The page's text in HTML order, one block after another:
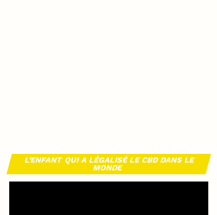
L’ENFANT QUI A LÉGALISÉ LE CBD DANS LE
MONDE